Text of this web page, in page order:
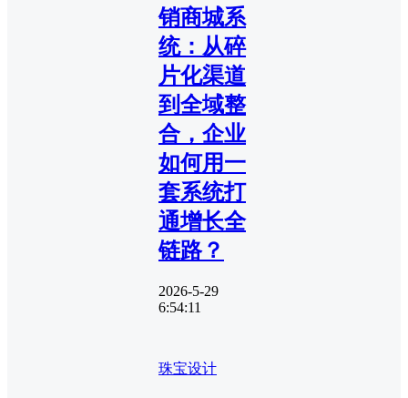
销商城系
统：从碎
片化渠道
到全域整
合，企业
如何用一
套系统打
通增长全
链路？
2026-5-29
6:54:11
珠宝设计